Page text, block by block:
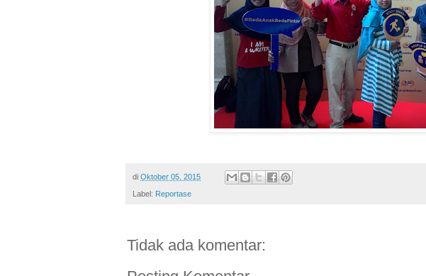
di Oktober 05, 2015
Label: Reportase
Tidak ada komentar: